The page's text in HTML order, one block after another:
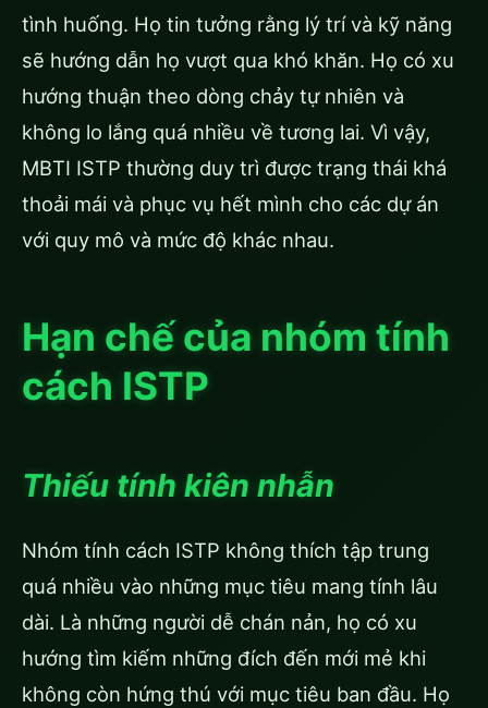
tình huống. Họ tin tưởng rằng lý trí và kỹ năng
sẽ hướng dẫn họ vượt qua khó khăn. Họ có xu
hướng thuận theo dòng chảy tự nhiên và
không lo lắng quá nhiều về tương lai. Vì vậy,
MBTI ISTP thường duy trì được trạng thái khá
thoải mái và phục vụ hết mình cho các dự án
với quy mô và mức độ khác nhau.
Hạn chế của nhóm tính
cách ISTP
Thiếu tính kiên nhẫn
Nhóm tính cách ISTP không thích tập trung
quá nhiều vào những mục tiêu mang tính lâu
dài. Là những người dễ chán nản, họ có xu
hướng tìm kiếm những đích đến mới mẻ khi
không còn hứng thú với mục tiêu ban đầu. Họ